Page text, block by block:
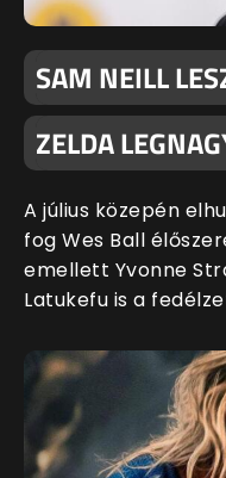
SAM NEILL
ZELDA
A július közepén
fog Wes Ball
emellett Yvonne
Latukefu is a